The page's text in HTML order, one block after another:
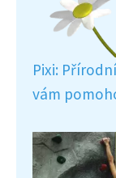
Pixi:
vám